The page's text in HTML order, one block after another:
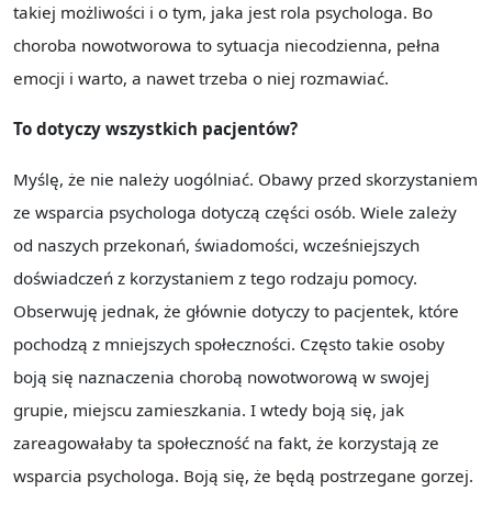
takiej możliwości i o tym, jaka jest rola psychologa. Bo
choroba nowotworowa to sytuacja niecodzienna, pełna
emocji i warto, a nawet trzeba o niej rozmawiać.
To dotyczy wszystkich pacjentów?
Myślę, że nie należy uogólniać. Obawy przed skorzystaniem
ze wsparcia psychologa dotyczą części osób. Wiele zależy
od naszych przekonań, świadomości, wcześniejszych
doświadczeń z korzystaniem z tego rodzaju pomocy.
Obserwuję jednak, że głównie dotyczy to pacjentek, które
pochodzą z mniejszych społeczności. Często takie osoby
boją się naznaczenia chorobą nowotworową w swojej
grupie, miejscu zamieszkania. I wtedy boją się, jak
zareagowałaby ta społeczność na fakt, że korzystają ze
wsparcia psychologa. Boją się, że będą postrzegane gorzej.